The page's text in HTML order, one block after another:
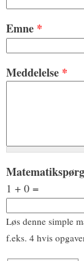
Emne *
Meddelelse *
1 + 0 =
Løs denne simple
f.eks. 4 hvis